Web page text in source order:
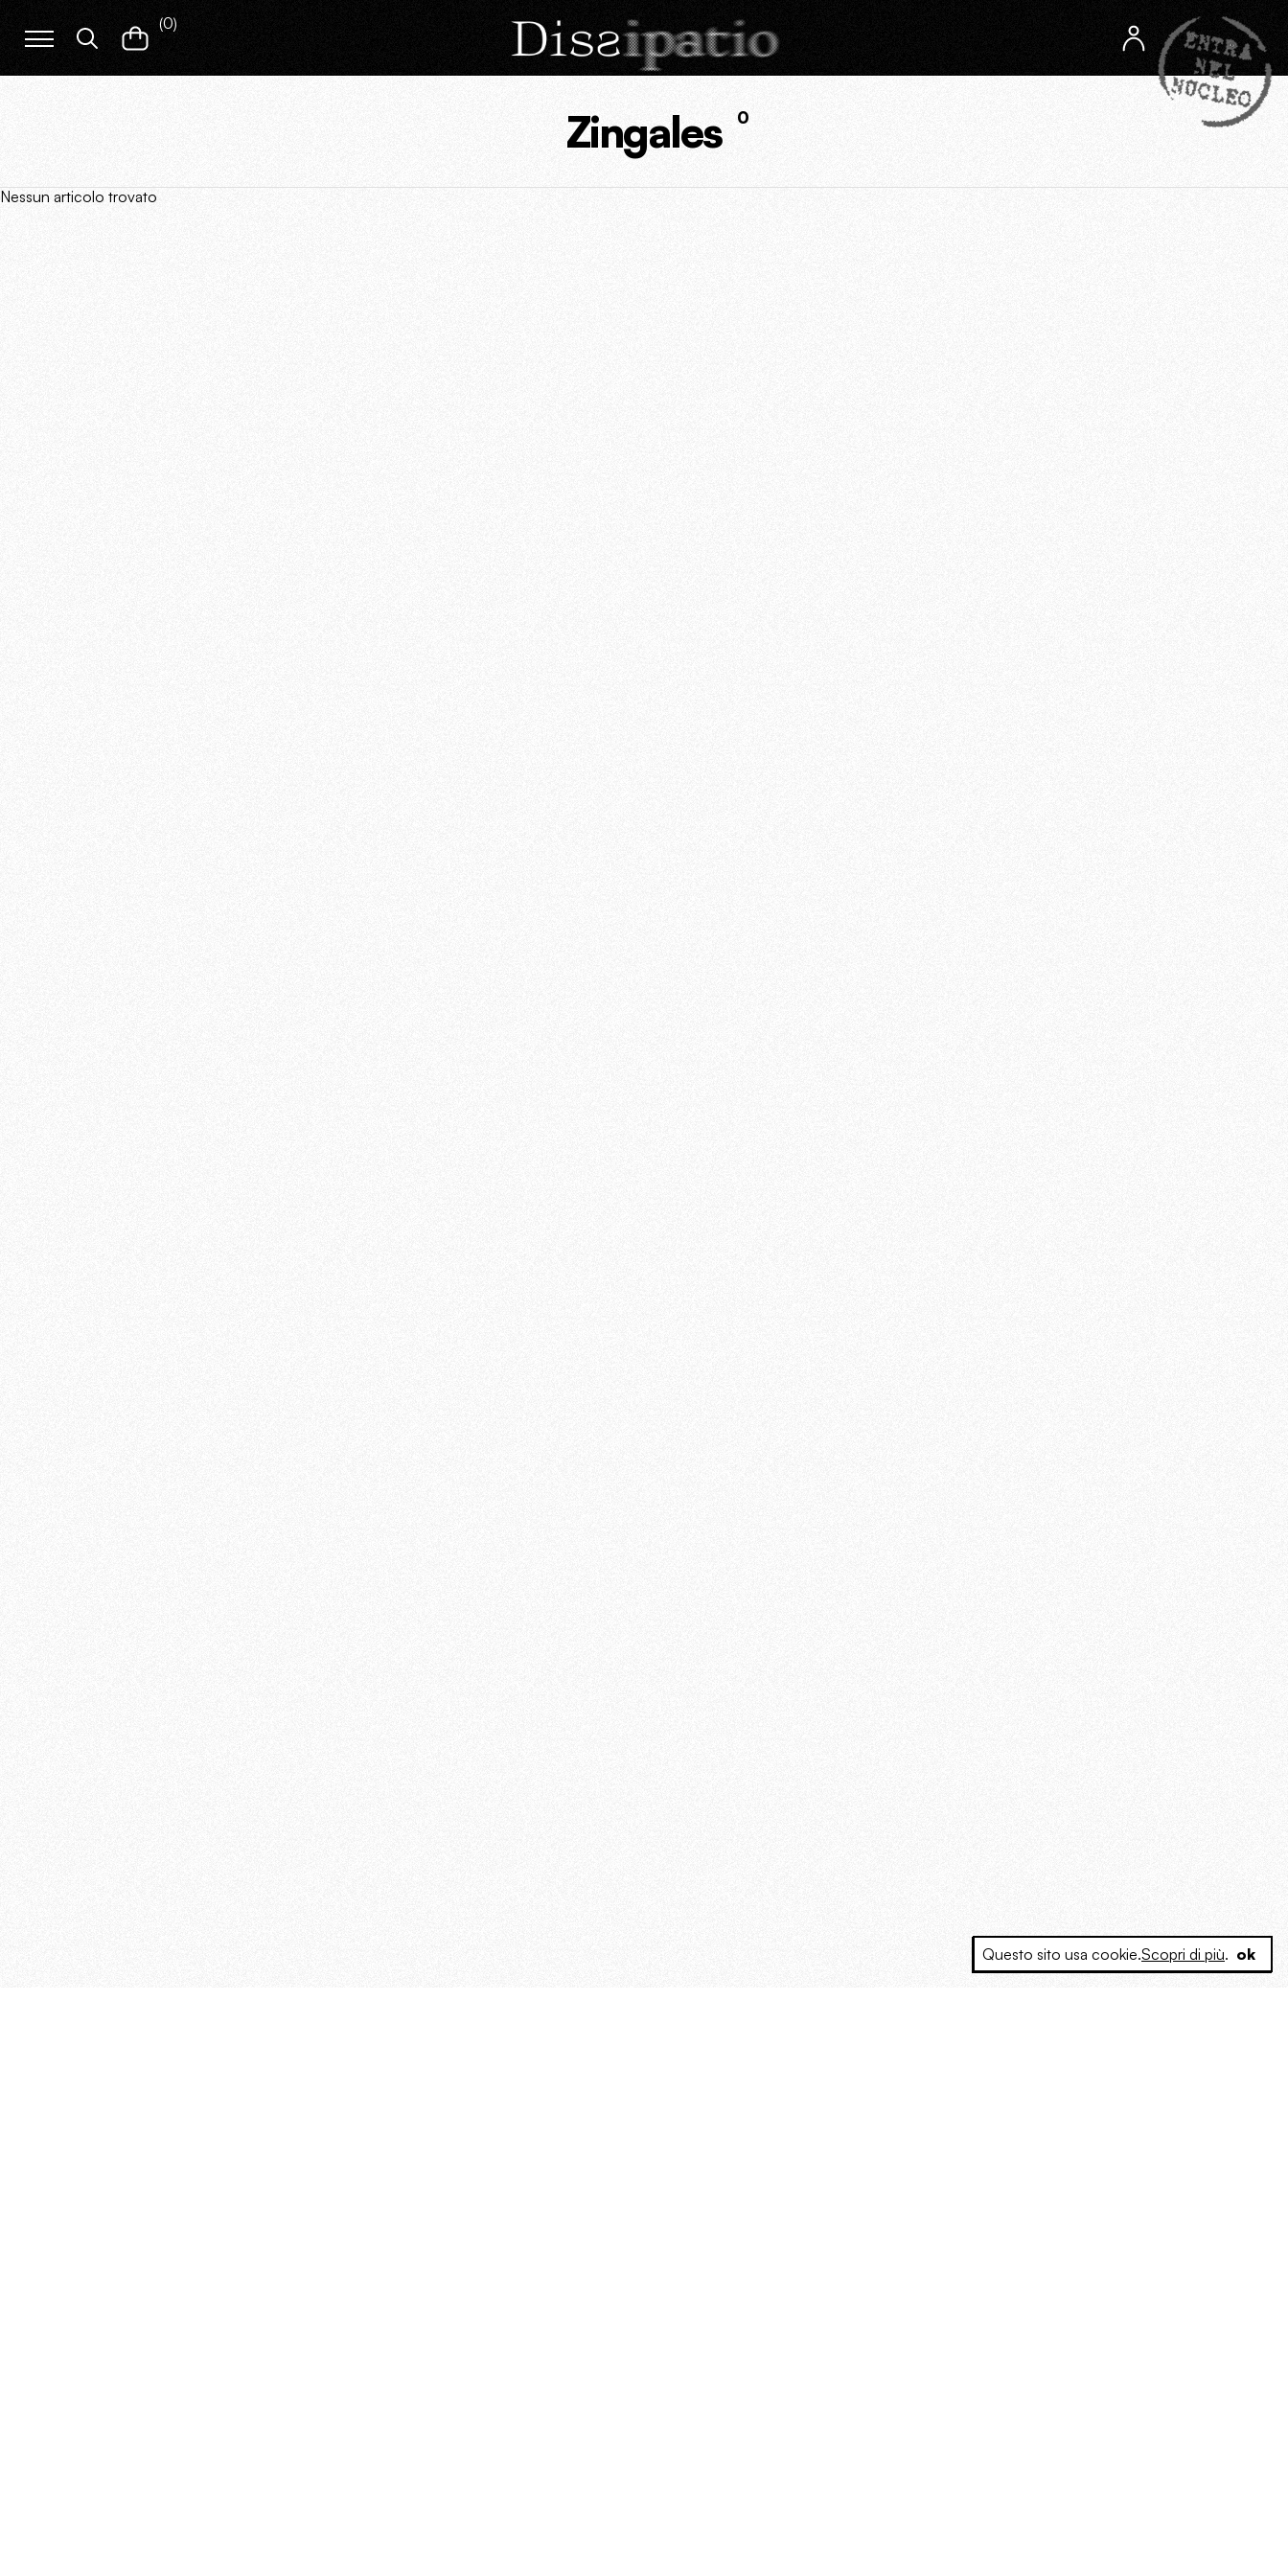
(0)
Zingales 0
Nessun articolo trovato
Questo sito usa cookie.Scopri di più. ok